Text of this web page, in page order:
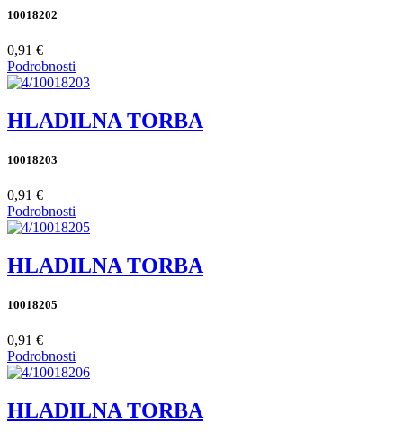
10018202
0,91 €
Podrobnosti
HLADILNA TORBA
10018203
0,91 €
Podrobnosti
HLADILNA TORBA
10018205
0,91 €
Podrobnosti
HLADILNA TORBA